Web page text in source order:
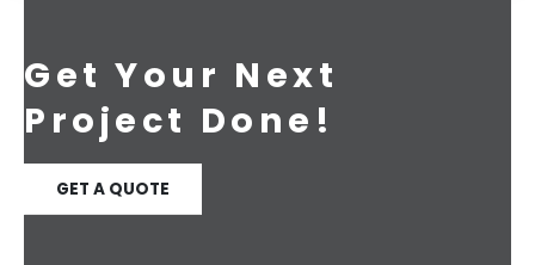
Get Your Next
Project Done!
GET A QUOTE